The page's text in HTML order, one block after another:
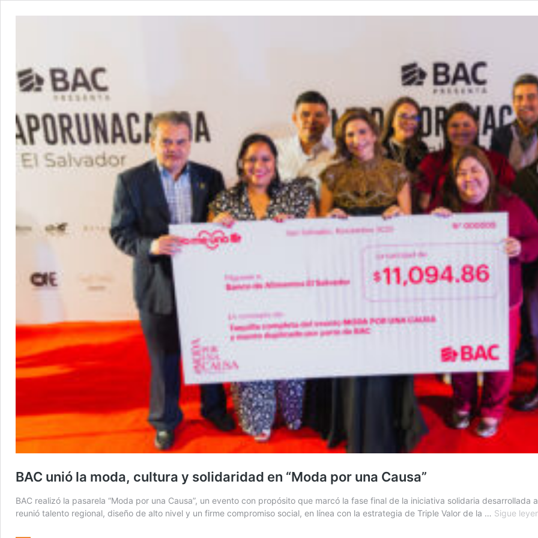
BAC unió la moda, cultura y solidaridad en “Moda por una Causa”
BAC realizó la pasarela “Moda por una Causa”, un evento con propósito que marcó la fase final de la iniciativa solidaria
reunió talento regional, diseño de alto nivel y un firme compromiso social, en línea con la estrategia de Triple Valor de la … Sigue